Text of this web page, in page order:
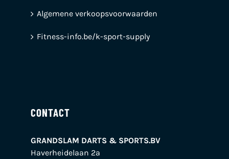
Algemene verkoopsvoorwaarden
Fitness-info.be/k-sport-supply
CONTACT
GRANDSLAM DARTS & SPORTS.BV
Haverheidelaan 2a